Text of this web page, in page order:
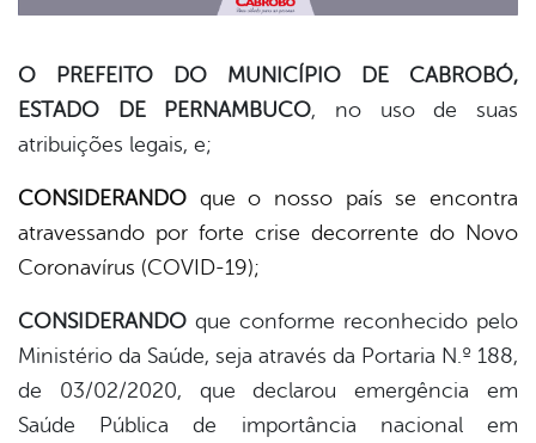
O PREFEITO DO MUNICÍPIO DE CABROBÓ,
ESTADO DE PERNAMBUCO, no uso de suas
atribuições legais, e;
CONSIDERANDO que o nosso país se encontra
atravessando por forte crise decorrente do Novo
Coronavírus (COVID-19);
CONSIDERANDO que conforme reconhecido pelo
Ministério da Saúde, seja através da Portaria N.º 188,
de 03/02/2020, que declarou emergência em
Saúde Pública de importância nacional em